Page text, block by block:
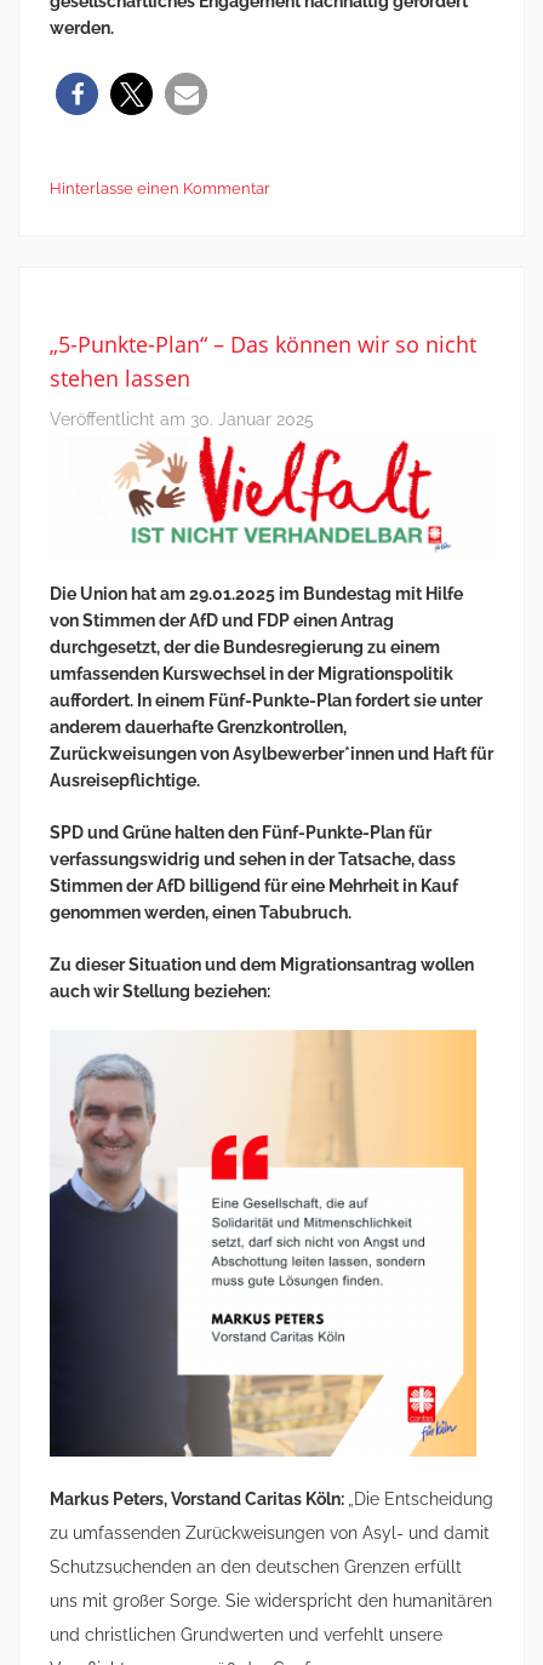
werden.
Hinterlasse einen Kommentar
„5-Punkte-Plan“ – Das können wir so nicht
stehen lassen
Veröffentlicht am 30. Januar 2025
Die Union hat am 29.01.2025 im Bundestag mit Hilfe
von Stimmen der AfD und FDP einen Antrag
durchgesetzt, der die Bundesregierung zu einem
umfassenden Kurswechsel in der Migrationspolitik
auffordert. In einem Fünf-Punkte-Plan fordert sie unter
anderem dauerhafte Grenzkontrollen,
Zurückweisungen von Asylbewerber*innen und Haft für
Ausreisepflichtige.
SPD und Grüne halten den Fünf-Punkte-Plan für
verfassungswidrig und sehen in der Tatsache, dass
Stimmen der AfD billigend für eine Mehrheit in Kauf
genommen werden, einen Tabubruch.
Zu dieser Situation und dem Migrationsantrag wollen
auch wir Stellung beziehen:
Markus Peters, Vorstand Caritas Köln:
„Die Entscheidung
zu umfassenden Zurückweisungen von Asyl- und damit
Schutzsuchenden an den deutschen Grenzen erfüllt
uns mit großer Sorge. Sie widerspricht den humanitären
und christlichen Grundwerten und verfehlt unsere